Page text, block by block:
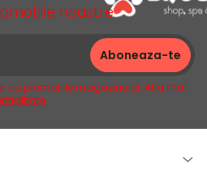
noastre
cu promotiile magazinului. Afla mai